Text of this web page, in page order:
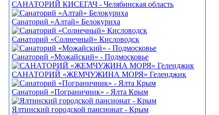
САНАТОРИЙ КИСЕГАЧ - Челябинская область
Санаторий «Алтай» Белокуриха
Санаторий «Солнечный» Кисловодск
Санаторий «Можайский» - Подмосковье
САНАТОРИЙ «ЖЕМЧУЖИНА МОРЯ» Геленджик
Санаторий «Пограничник» - Ялта Крым
Ялтинский городской пансионат - Крым